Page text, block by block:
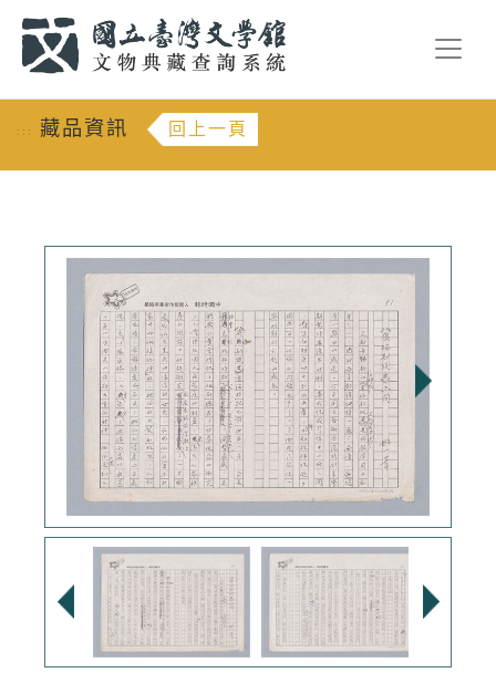
::: 藏品資訊 回上一頁